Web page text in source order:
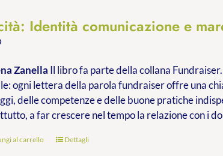
Identità comunicazione e
Zanella Il libro fa parte della collana
ogni lettera della parola fundraiser offre una
delle competenze e delle buone pratiche
a far crescere nel tempo la relazione con i
al carrello Dettagli